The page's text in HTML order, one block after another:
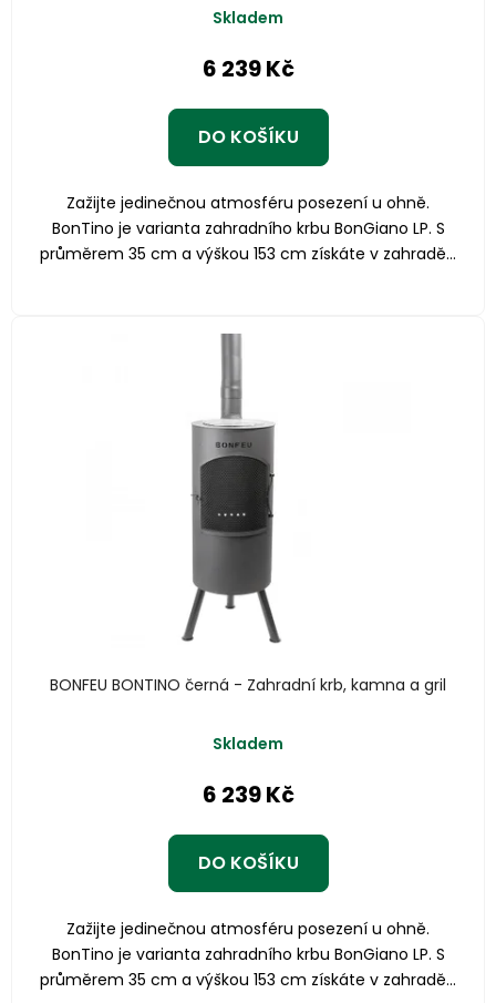
Skladem
6 239 Kč
DO KOŠÍKU
Zažijte jedinečnou atmosféru posezení u ohně.
BonTino je varianta zahradního krbu BonGiano LP. S
průměrem 35 cm a výškou 153 cm získáte v zahradě...
BONFEU BONTINO černá - Zahradní krb, kamna a gril
Skladem
6 239 Kč
DO KOŠÍKU
Zažijte jedinečnou atmosféru posezení u ohně.
BonTino je varianta zahradního krbu BonGiano LP. S
průměrem 35 cm a výškou 153 cm získáte v zahradě...